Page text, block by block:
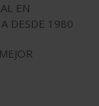
EN
DESDE 1980